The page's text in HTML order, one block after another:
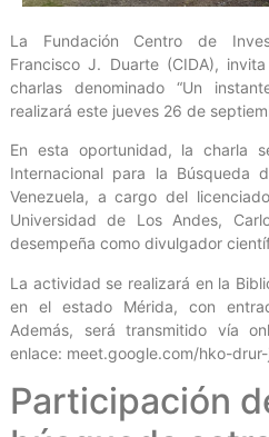
La Fundación Centro de
Francisco J. Duarte (CIDA),
charlas denominado “Un
realizará este jueves 26 de
En esta oportunidad, la charla
Internacional para la Búsqueda
Venezuela, a cargo del
Universidad de Los Andes,
desempeña como divulgador
La actividad se realizará en la
en el estado Mérida, con
Además, será transmitido vía
enlace: meet.google.com/hko-
Participación